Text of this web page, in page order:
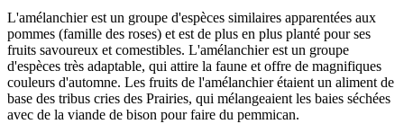
L'amélanchier est un groupe d'espèces similaires apparentées aux
pommes (famille des roses) et est de plus en plus planté pour ses
fruits savoureux et comestibles. L'amélanchier est un groupe
d'espèces très adaptable, qui attire la faune et offre de magnifiques
couleurs d'automne. Les fruits de l'amélanchier étaient un aliment de
base des tribus cries des Prairies, qui mélangeaient les baies séchées
avec de la viande de bison pour faire du pemmican.